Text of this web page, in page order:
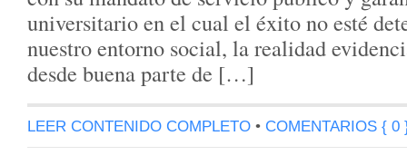
universitario en el cual el éxito no esté
nuestro entorno social, la realidad
desde buena parte de […]
LEER CONTENIDO COMPLETO • COMENTARIOS { 0